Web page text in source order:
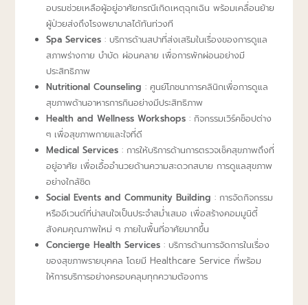
อบรมช่วยเหลือผู้อยู่อาศัยกรณีเกิดเหตุฉุกเฉิน พร้อมเคลื่อนย้าย
ผู้ป่วยส่งถึงโรงพยาบาลได้ทันท่วงที
Spa Services : บริการด้านสปาที่ส่งเสริมในเรื่องของการดูแล
สภาพร่างกาย บำบัด ผ่อนคลาย เพื่อการพักผ่อนอย่างมี
ประสิทธิภาพ
Nutritional Counseling : ศูนย์โภชนาการคลินิกเพื่อการดูแล
สุขภาพด้านอาหารการกินอย่างมีประสิทธิภาพ
Health and Wellness Workshops : กิจกรรมเวิร์คช็อปต่าง
ๆ เพื่อสุขภาพกายและใจที่ดี
Medical Services : การให้บริการด้านการตรวจเช็คสุขภาพถึงที่
อยู่อาศัย เพื่อเอื้ออำนวยด้านความสะดวกสบาย การดูแลสุขภาพ
อย่างใกล้ชิด
Social Events and Community Building: การจัดกิจกรรม
หรืออีเวนต์ที่น่าสนใจเป็นประจำสม่ำเสมอ เพื่อสร้างคอมมูนิตี้
สังคมคุณภาพใหม่ ๆ ภายในพื้นที่อาศัยมากขึ้น
Concierge Health Services : บริการด้านการจัดการในเรื่อง
ของสุขภาพรายบุคคล โดยมี Healthcare Service ที่พร้อม
ให้การบริการอย่างครอบคลุมทุกความต้องการ